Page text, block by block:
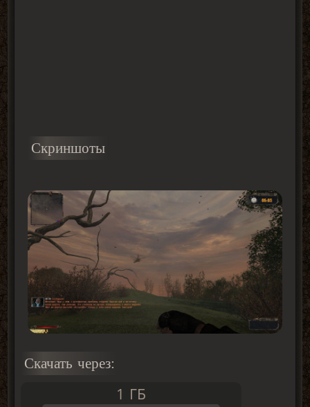
Скриншоты
Скачать через:
1 ГБ